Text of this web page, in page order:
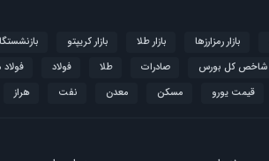
بازار رمزارزها بازار طلا بازار کریپتو
شاخص کل بورس صادرات طلا فولاد فولاد
قیمت یورو مسکن معدن نفت هراز